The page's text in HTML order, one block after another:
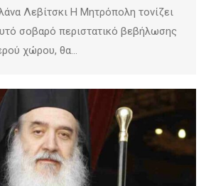
Λεβίτσκι Η Μητρόπολη τονίζει
σοβαρό περιστατικό βεβήλωσης
χώρου, θα…